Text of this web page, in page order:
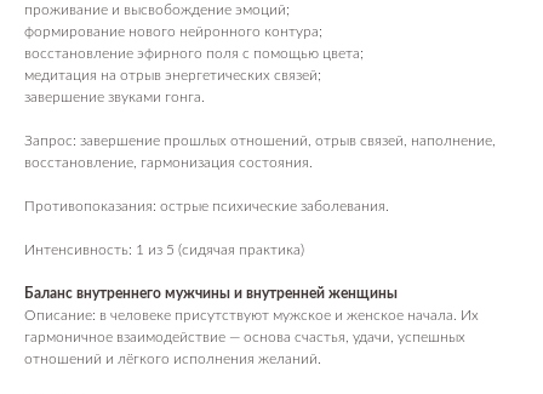
проживание и высвобождение эмоций;
формирование нового нейронного контура;
восстановление эфирного поля с помощью цвета;
медитация на отрыв энергетических связей;
завершение звуками гонга.
Запрос: завершение прошлых отношений, отрыв связей, наполнение,
восстановление, гармонизация состояния.
Противопоказания: острые психические заболевания.
Интенсивность: 1 из 5 (сидячая практика)
Баланс внутреннего мужчины и внутренней женщины
Описание: в человеке присутствуют мужское и женское начала. Их
гармоничное взаимодействие — основа счастья, удачи, успешных
отношений и лёгкого исполнения желаний.
БУДЬ БЛИЖЕ К НАМ
Подписаться
Политика обработки данных
Оферта подарочных сертификатов